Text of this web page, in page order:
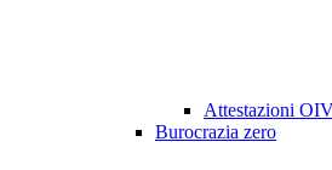
Attestazioni
Burocrazia zero